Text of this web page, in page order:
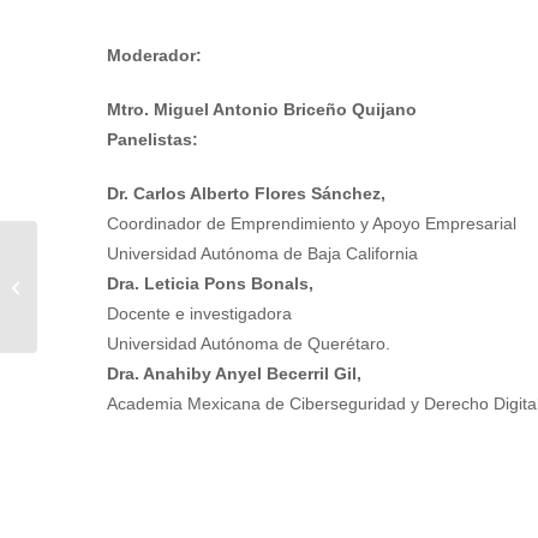
Moderador:
Mtro. Miguel Antonio Briceño Quijano
Panelistas:
Dr. Carlos Alberto Flores Sánchez,
Coordinador de Emprendimiento y Apoyo Empresarial
Universidad Autónoma de Baja California
Dra. Leticia Pons Bonals,
Docente e investigadora
Universidad Autónoma de Querétaro.
Dra. Anahiby Anyel Becerril Gil,
Academia Mexicana de Ciberseguridad y Derecho
3er Foro de Transformación Digital